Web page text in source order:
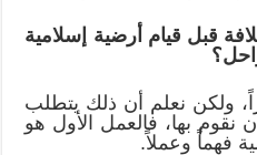
قبل قيام أرضية إسلامية
ولكن نعلم أن ذلك يتطلب
نقوم بها، فالعمل الأول هو
فهماً وعملاً.